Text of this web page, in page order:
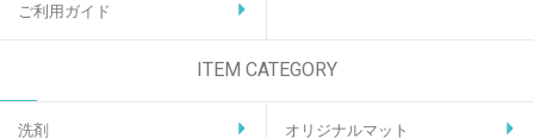
ご利用ガイド
ITEM CATEGORY
洗剤 オリジナルマット